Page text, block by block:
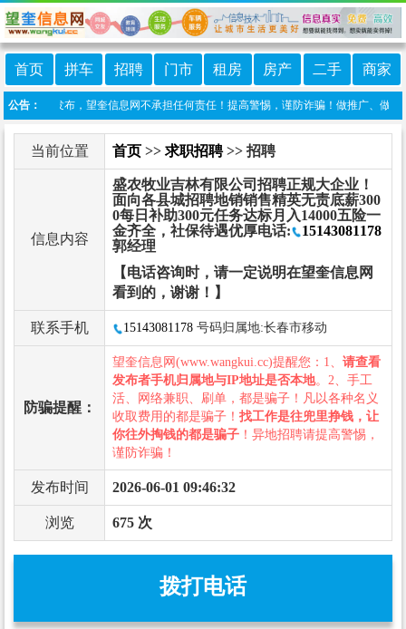
首页 拼车 招聘 门市 租房 房产 二手 商家
公告：
友自行发布，望奎信息网不承担任何责任！提高警惕，谨防诈骗！做推广、做信
当前位置 首页 >> 求职招聘>> 招聘
信息内容
盛农牧业吉林有限公司招聘正规大企业！
面向各县城招聘地销销售精英无责底薪300
0每日补助300元任务达标月入14000五险一
金齐全，社保待遇优厚电话:
15143081178
郭经理
【电话咨询时，请一定说明在望奎信息网
看到的，谢谢！】
联系手机 15143081178 号码归属地:长春市移动
防骗提醒：
望奎信息网(www.wangkui.cc)提醒您：1、 请查看
发布者手机归属地与IP地址是否本地。2、手工
活、网络兼职、刷单，都是骗子！凡以各种名义
收取费用的都是骗子！ 找工作是往兜里挣钱，让
你往外掏钱的都是骗子 ！异地招聘请提高警惕，
谨防诈骗！
发布时间 2026-06-01 09:46:32
浏览 675 次
拨打电话